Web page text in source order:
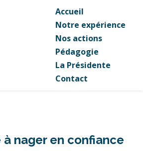
Accueil
Notre expérience
Nos actions
Pédagogie
La Présidente
Contact
nager en confiance